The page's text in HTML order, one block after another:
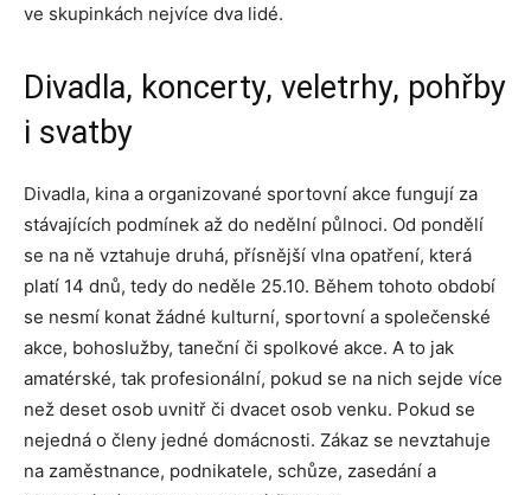
ve skupinkách nejvíce dva lidé.
Divadla, koncerty, veletrhy, pohřby
i svatby
Divadla, kina a organizované sportovní akce fungují za
stávajících podmínek až do nedělní půlnoci. Od pondělí
se na ně vztahuje druhá, přísnější vlna opatření, která
platí 14 dnů, tedy do neděle 25.10. Během tohoto období
se nesmí konat žádné kulturní, sportovní a společenské
akce, bohoslužby, taneční či spolkové akce. A to jak
amatérské, tak profesionální, pokud se na nich sejde více
než deset osob uvnitř či dvacet osob venku. Pokud se
nejedná o členy jedné domácnosti. Zákaz se nevztahuje
na zaměstnance, podnikatele, schůze, zasedání a